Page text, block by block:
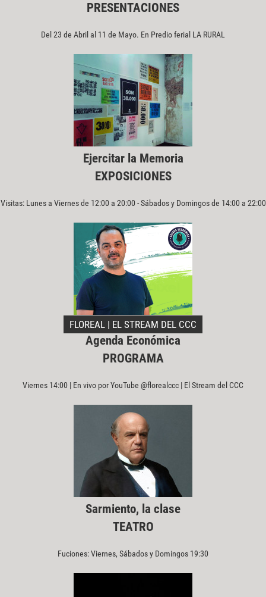
PRESENTACIONES
Del 23 de Abril al 11 de Mayo. En Predio ferial LA RURAL
Ejercitar la Memoria
EXPOSICIONES
Visitas: Lunes a Viernes de 12:00 a 20:00 - Sábados y Domingos de 14:00 a 22:00
FLOREAL | EL STREAM DEL CCC
Agenda Económica
PROGRAMA
Viernes 14:00 | En vivo por YouTube @florealccc | El Stream del CCC
Sarmiento, la clase
TEATRO
Fuciones: Viernes, Sábados y Domingos 19:30